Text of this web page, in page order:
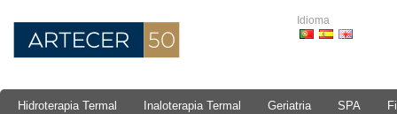
Idioma
Hidroterapia Termal Inaloterapia Termal Geriatria SPA